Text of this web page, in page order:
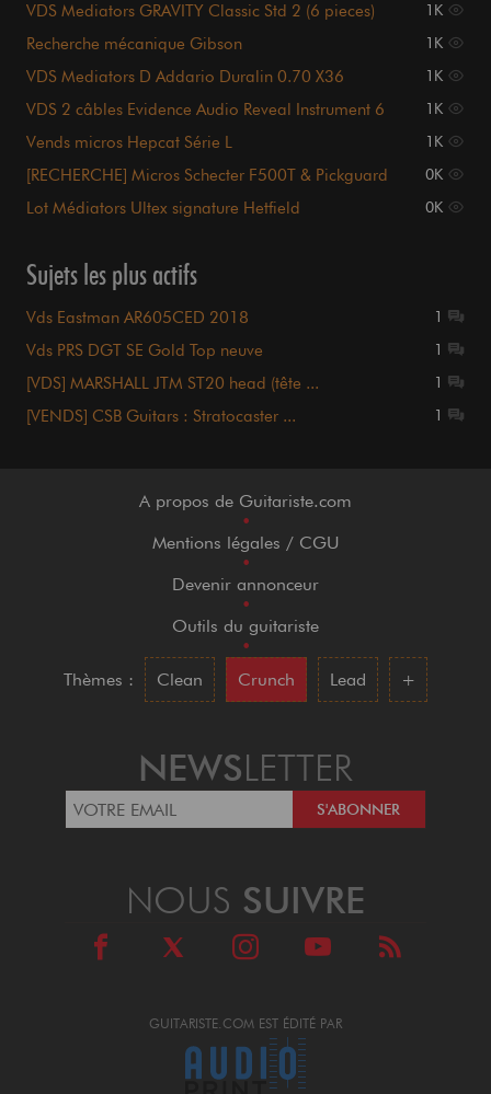
VDS Mediators GRAVITY Classic Std 2 (6 pieces) 1K
Recherche mécanique Gibson 1K
VDS Mediators D Addario Duralin 0.70 X36 1K
VDS 2 câbles Evidence Audio Reveal Instrument 6
1K
Vends micros Hepcat Série L 1K
[RECHERCHE] Micros Schecter F500T & Pickguard
0K
Lot Médiators Ultex signature Hetfield 0K
Sujets les plus actifs
Vds Eastman AR605CED 2018 1
Vds PRS DGT SE Gold Top neuve 1
[VDS] MARSHALL JTM ST20 head (tête ... 1
[VENDS] CSB Guitars : Stratocaster ... 1
A propos de Guitariste.com
•
Mentions légales / CGU
•
Devenir annonceur
•
Outils du guitariste
•
Thèmes :
Clean Crunch Lead +
NEWSLETTER
GUITARISTE.COM EST ÉDITÉ PAR
NOUS SUIVRE